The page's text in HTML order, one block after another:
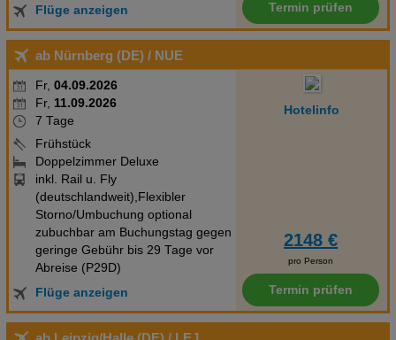
Flüge anzeigen
Termin prüfen
ab Nürnberg (DE) / NUE
Fr, 04.09.2026
Fr, 11.09.2026
7 Tage
Frühstück
Doppelzimmer Deluxe
inkl. Rail u. Fly
(deutschlandweit),Flexibler
Storno/Umbuchung optional
zubuchbar am Buchungstag gegen
geringe Gebühr bis 29 Tage vor
Abreise (P29D)
Flüge anzeigen
Hotelinfo
2148 €
pro Person
Termin prüfen